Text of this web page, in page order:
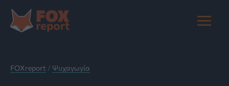
στο
περιεχόμενο
Main
FOXreport / Ψυχαγωγία